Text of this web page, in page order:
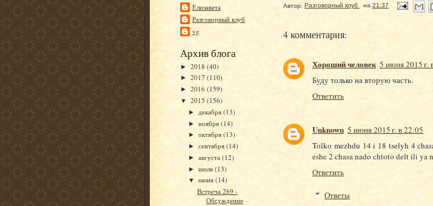
Елизавета
Разговорный клуб
vg
Архив блога
► 2018 (40)
► 2017 (110)
► 2016 (159)
▼ 2015 (156)
► декабря(13)
►ноября(14)
►октября(13)
►сентября(14)
►августа(12)
►июля(13)
▼июня(14)
Встреча 269 -
Обсуждение
Автор: Разговорный клуб на 21:37
4 комментария:
Хороший человек 5 июня 2015 г.
Буду только на вторую часть.
Ответить
Unknown 5 июня 2015 г. в 22:05
Tolko mezhdu 14 i 18 tselyh 4
eshe 2 chasa nado chtoto delt ili ya
Ответить
Ответы